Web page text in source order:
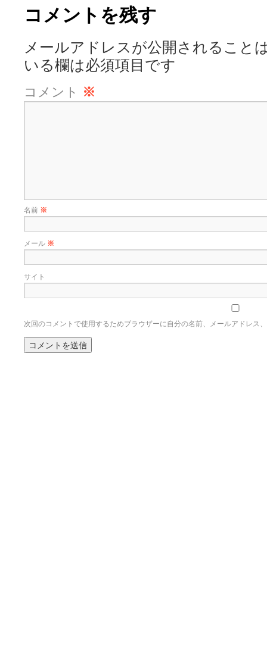
コメントを残す
メールアドレスが公開されること
いる欄は必須項目です
コメント ※
名前 ※
メール ※
サイト
次回のコメントで使用するためブラウザーに自分の名前、メールアドレス